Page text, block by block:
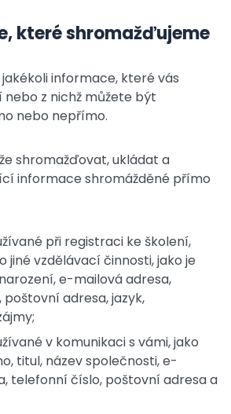
které shromažďujeme
informace, které vás
nebo z nichž můžete být
nebo nepřímo.
shromažďovat, ukládat a
informace shromážděné přímo
při registraci ke školení,
jiné vzdělávací činnosti, jako je
e-mailová adresa,
adresa, jazyk,
v komunikaci s vámi, jako
titul, název společnosti, e-
telefonní číslo, poštovní adresa a